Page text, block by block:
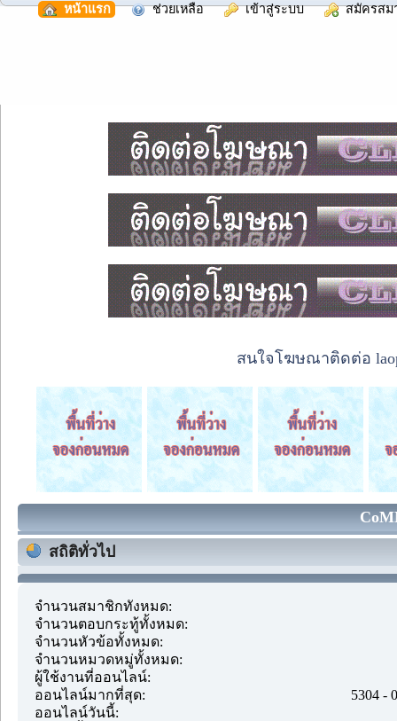
หน้าแรก ช่วยเหลือ เข้าสู่ระบบ สมัครสม
สนใจโฆษณาติดต่อ
สถิติทั่วไป
จำนวนสมาชิกทั้งหมด:
จำนวนตอบกระทู้ทั้งหมด:
จำนวนหัวข้อทั้งหมด:
จำนวนหมวดหมู่ทั้งหมด:
ผู้ใช้งานที่ออนไลน์:
ออนไลน์มากที่สุด:
5304 -
ออนไลน์วันนี้: